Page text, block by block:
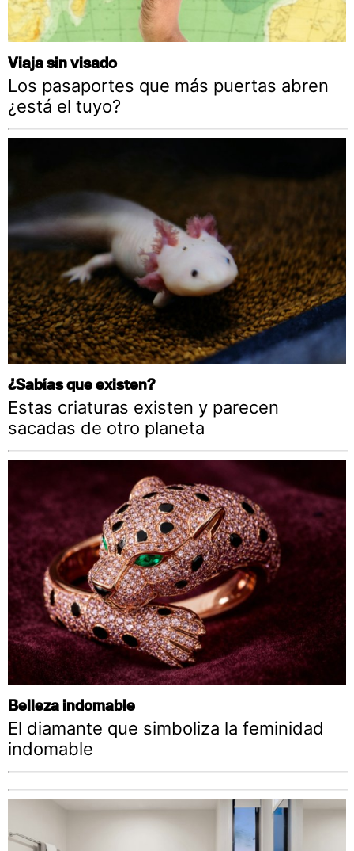
Viaja sin visado
Los pasaportes que más puertas abren
¿está el tuyo?
¿Sabías que existen?
Estas criaturas existen y parecen
sacadas de otro planeta
Belleza indomable
El diamante que simboliza la feminidad
indomable